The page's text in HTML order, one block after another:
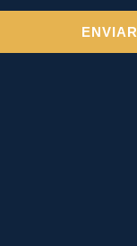
ENVIAR